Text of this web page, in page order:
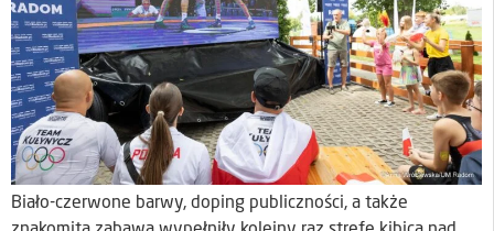
Biało-czerwone barwy, doping publiczności, a także